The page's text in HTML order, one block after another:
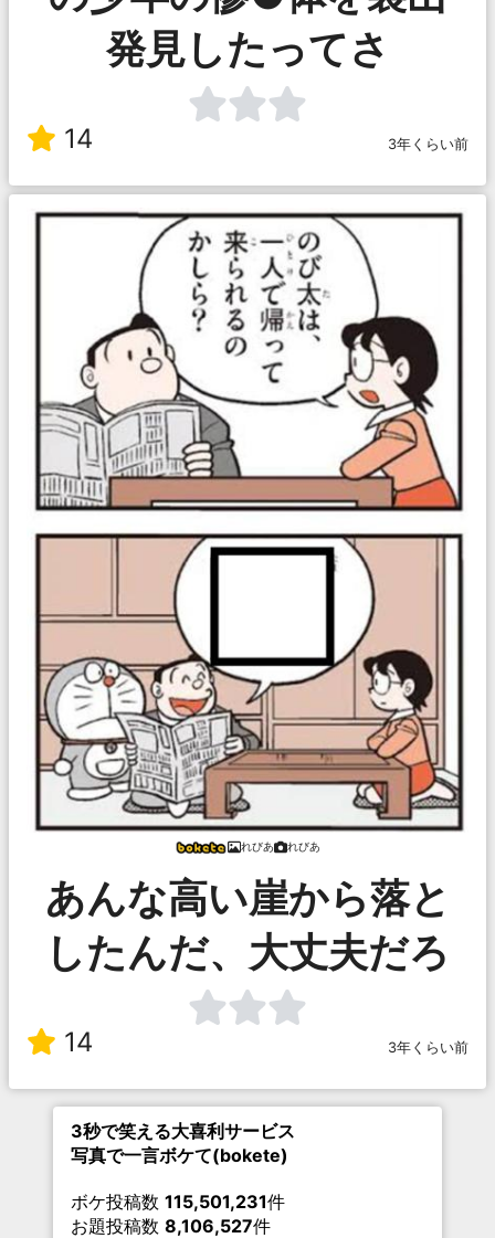
発見したってさ
14 3年くらい前
れびあ れびあ
あんな高い崖から落と
したんだ、大丈夫だろ
14 3年くらい前
3秒で笑える大喜利サービス
写真で一言ボケて(bokete)
ボケ投稿数 115,501,231件
お題投稿数 8,106,527件